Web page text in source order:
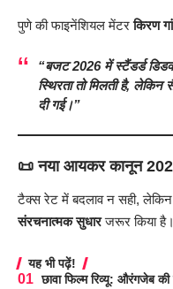
पुणे की फाइनेंशियल मेंटरकिरण
“बजट 2026 में स्टैंडर्ड
स्थिरता तो मिलती है,
दी गई।”
📜 नया आयकर कानून
टैक्स रेट में बदलाव न सही,
संरचनात्मक सुधारजरूर किया है।
यह भी पढ़ें!
छावा फिल्म रिव्यू: औरंगजेब